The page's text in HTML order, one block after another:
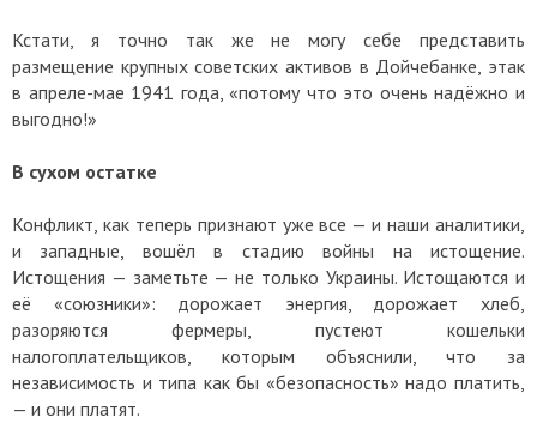
Кстати, я точно так же не могу себе представить
размещение крупных советских активов в Дойчебанке, этак
в апреле-мае 1941 года, «потому что это очень надёжно и
выгодно!»
В сухом остатке
Конфликт, как теперь признают уже все — и наши аналитики,
и западные, вошёл в стадию войны на истощение.
Истощения — заметьте — не только Украины. Истощаются и
её «союзники»: дорожает энергия, дорожает хлеб,
разоряются фермеры, пустеют кошельки
налогоплательщиков, которым объяснили, что за
независимость и типа как бы «безопасность» надо платить,
— и они платят.